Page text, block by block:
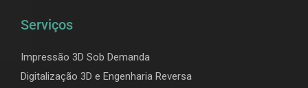
Serviços
Impressão 3D Sob Demanda
Digitalização 3D e Engenharia Reversa